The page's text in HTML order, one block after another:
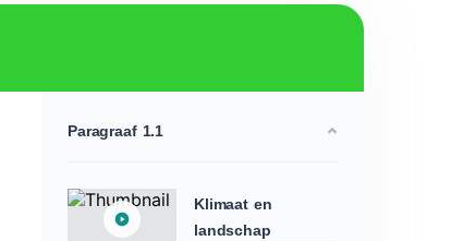
Paragraaf 1.1
Klimaat en
landschap